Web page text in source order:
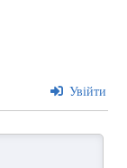
Увійти